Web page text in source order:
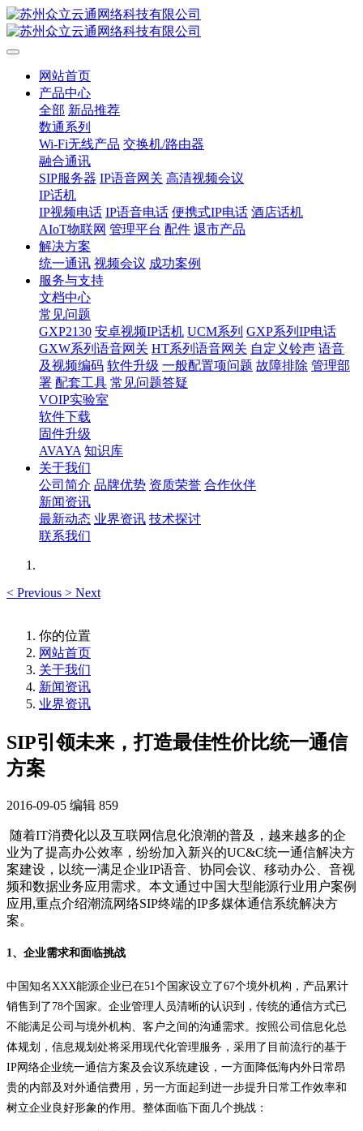
网站首页
产品中心
全部 新品推荐
数通系列
Wi-Fi无线产品 交换机/路由器
融合通讯
SIP服务器 IP语音网关 高清视频会议
IP话机
IP视频电话 IP语音电话 便携式IP电话 酒店话机
AIoT物联网 管理平台 配件 退市产品
解决方案
统一通讯 视频会议 成功案例
服务与支持
文档中心
常见问题
GXP2130 安卓视频IP话机 UCM系列 GXP系列IP电话
GXW系列语音网关 HT系列语音网关 自定义铃声 语音
及视频编码 软件升级 一般配置项问题 故障排除 管理部
署 配套工具 常见问题答疑
VOIP实验室
软件下载
固件升级
AVAYA 知识库
关于我们
公司简介 品牌优势 资质荣誉 合作伙伴
新闻资讯
最新动态 业界资讯 技术探讨
联系我们
< Previous > Next
你的位置
网站首页
关于我们
新闻资讯
业界资讯
SIP引领未来，打造最佳性价比统一通信
方案
2016-09-05 编辑 859
随着IT消费化以及互联网信息化浪潮的普及，越来越多的企
业为了提高办公效率，纷纷加入新兴的UC&C统一通信解决方
案建设，以统一满足企业IP语音、协同会议、移动办公、音视
频和数据业务应用需求。本文通过中国大型能源行业用户案例
应用,重点介绍潮流网络SIP终端的IP多媒体通信系统解决方
案。
1、企业需求和面临挑战
中国知名XXX能源企业已在51个国家设立了67个境外机构，产品累计
销售到了78个国家。企业管理人员清晰的认识到，传统的通信方式已
不能满足公司与境外机构、客户之间的沟通需求。按照公司信息化总
体规划，信息规划处将采用现代化管理服务，采用了目前流行的基于
IP网络企业统一通信方案及会议系统建设，一方面降低海内外日常昂
贵的内部及对外通信费用，另一方面起到进一步提升日常工作效率和
树立企业良好形象的作用。整体面临下面几个挑战：